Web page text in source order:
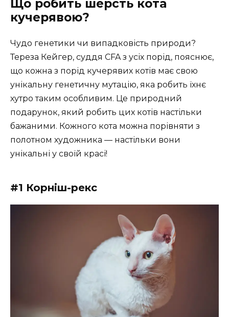
Що робить шерсть кота
кучерявою?
Чудо генетики чи випадковість природи?
Тереза Кейгер, суддя CFA з усіх порід, пояснює,
що кожна з порід кучерявих котів має свою
унікальну генетичну мутацію, яка робить їхнє
хутро таким особливим. Це природний
подарунок, який робить цих котів настільки
бажаними. Кожного кота можна порівняти з
полотном художника — настільки вони
унікальні у своїй красі!
#1 Корніш-рекс